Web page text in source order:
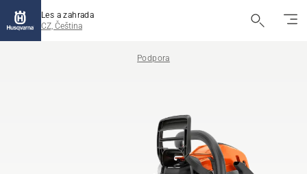
Les a zahrada
CZ, Čeština
Podpora